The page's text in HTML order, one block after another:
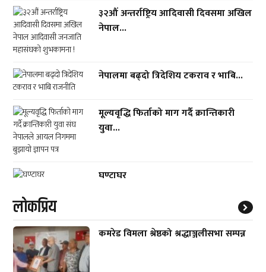
३२औं अन्तर्राष्ट्रिय आदिवासी दिवसमा अखिल
नेपाल...
नेपालमा बढ्दो त्रिदेशिय टकराव र भाबि...
मूल्यवृद्धि फिर्ताको माग गर्दै क्रान्तिकारी
युवा...
घण्टाघर
लाेकप्रिय
कमरेड विमला श्रेष्ठको श्रद्धाञ्जलीसभा सम्पन्न